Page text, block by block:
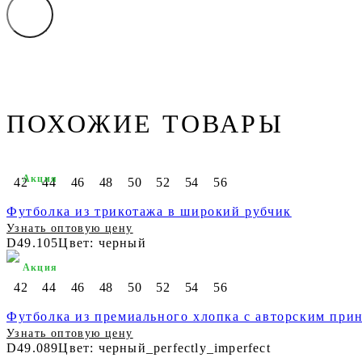
ПОХОЖИЕ ТОВАРЫ
42 44 46 48 50 52 54 56
Футболка из трикотажа в широкий рубчик
Узнать оптовую цену
D49.105Цвет: черный
Акция
42 44 46 48 50 52 54 56
Футболка из премиального хлопка с авторским
Узнать оптовую цену
D49.089Цвет: черный_perfectly_imperfect
Акция